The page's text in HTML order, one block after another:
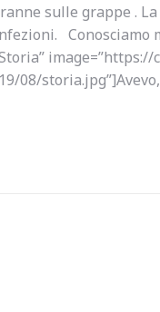
sulle grappe .
Conosciamo
image=”https://
08/